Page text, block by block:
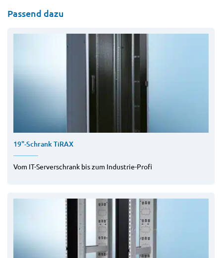
Passend dazu
19"-Schrank TiRAX
Vom IT-Serverschrank bis zum Industrie-Profi